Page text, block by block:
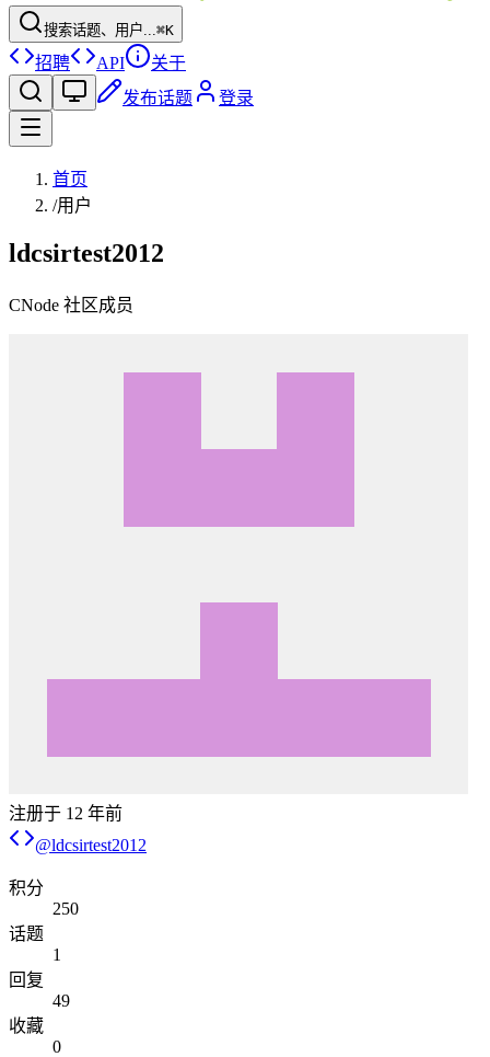
搜索话题、用户...⌘K
招聘 API
关于
发布话题
登录
首页
/用户
ldcsirtest2012
CNode 社区成员
注册于 12 年前
@ldcsirtest2012
积分
250
话题
1
回复
49
收藏
0